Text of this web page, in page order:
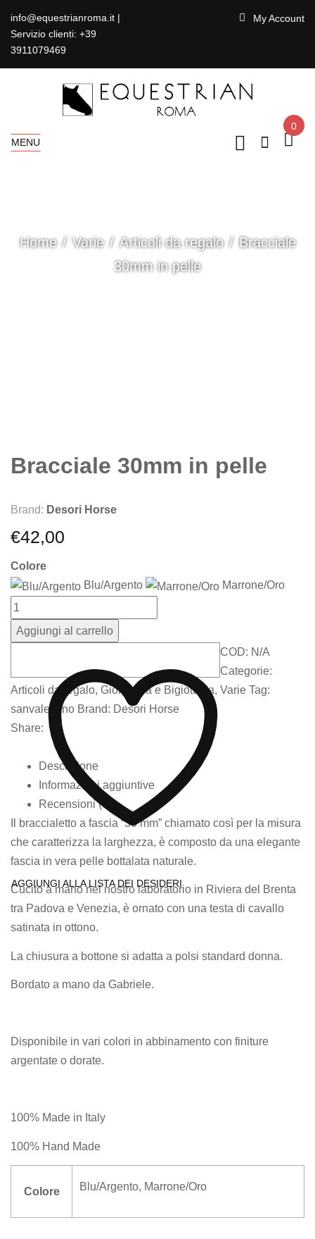
info@equestrianroma.it |
Servizio clienti: +39
3911079469
My Account
MENU
0
Home Varie Articoli da regalo
Bracciale
30mm in pelle
Bracciale 30mm in pelle
Brand: Desori Horse
€42,00
Colore
Blu/Argento
Marrone/Oro
Aggiungi al carrello
AGGIUNGI ALLA LISTA DEI DESIDERI
COD: N/A
Categorie:
Articoli da regalo, Gioielleria e Bigiotteria, Varie Tag:
sanvalentino Brand: Desori Horse
Share:
Descrizione
Informazioni aggiuntive
Recensioni (0)
Il braccialetto a fascia “30 mm” chiamato così per la misura
che caratterizza la larghezza, è composto da una elegante
fascia in vera pelle bottalata naturale.
Cucito a mano nel nostro laboratorio in Riviera del Brenta
tra Padova e Venezia, è ornato con una testa di cavallo
satinata in ottono.
La chiusura a bottone si adatta a polsi standard donna.
Bordato a mano da Gabriele.
Disponibile in vari colori in abbinamento con finiture
argentate o dorate.
100% Made in Italy
100% Hand Made
Colore Blu/Argento, Marrone/Oro